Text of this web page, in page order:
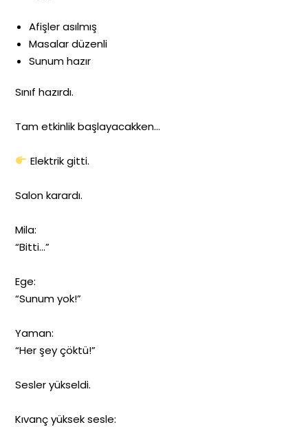
Afişler asılmış
Masalar düzenli
Sunum hazır
Sınıf hazırdı.
Tam etkinlik başlayacakken…
Elektrik gitti.
Salon karardı.
Mila:
“Bitti…”
Ege:
“Sunum yok!”
Yaman:
“Her şey çöktü!”
Sesler yükseldi.
Kıvanç yüksek sesle: